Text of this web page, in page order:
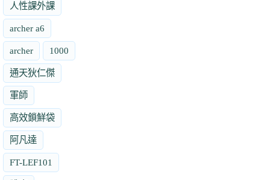
人性課外課
archer a6
archer 1000
通天狄仁傑
軍師
高效鎖鮮袋
阿凡達
FT-LEF101